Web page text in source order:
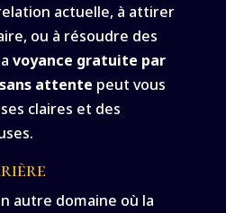
actuelle, à attirer
ou à résoudre des
voyance gratuite par
attente peut vous
claires et des
autre domaine où la